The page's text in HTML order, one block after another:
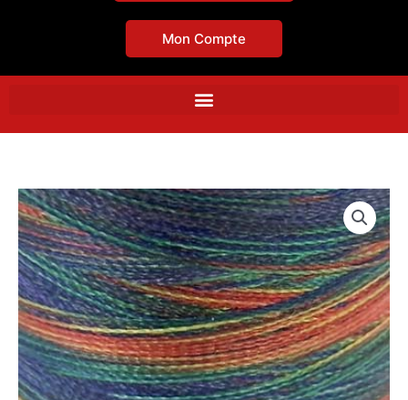
Mon Compte